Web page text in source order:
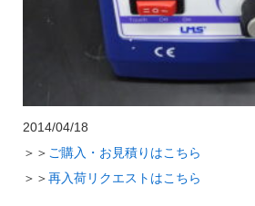
2014/04/18
＞＞ ご購入・お見積りはこちら
＞＞再入荷リクエストはこちら